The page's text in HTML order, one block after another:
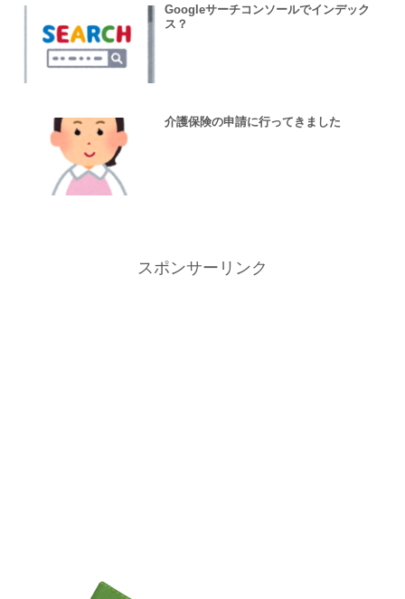
Googleサーチコンソールでインデック
ス？
介護保険の申請に行ってきました
スポンサーリンク